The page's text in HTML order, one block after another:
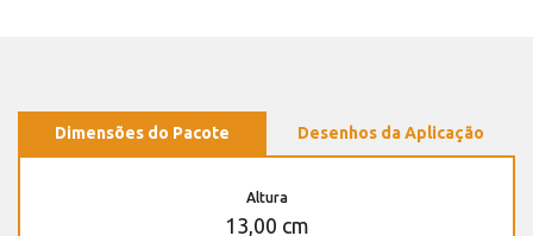
Dimensões do Pacote Desenhos da Aplicação
Altura
13,00 cm